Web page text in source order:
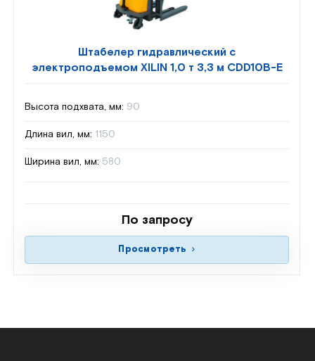
Штабелер гидравлический с
электроподъемом XILIN 1,0 т 3,3 м CDD10B-E
Высота подхвата, мм: 90
Длина вил, мм: 1150
Ширина вил, мм: 580
По запросу
Просмотреть